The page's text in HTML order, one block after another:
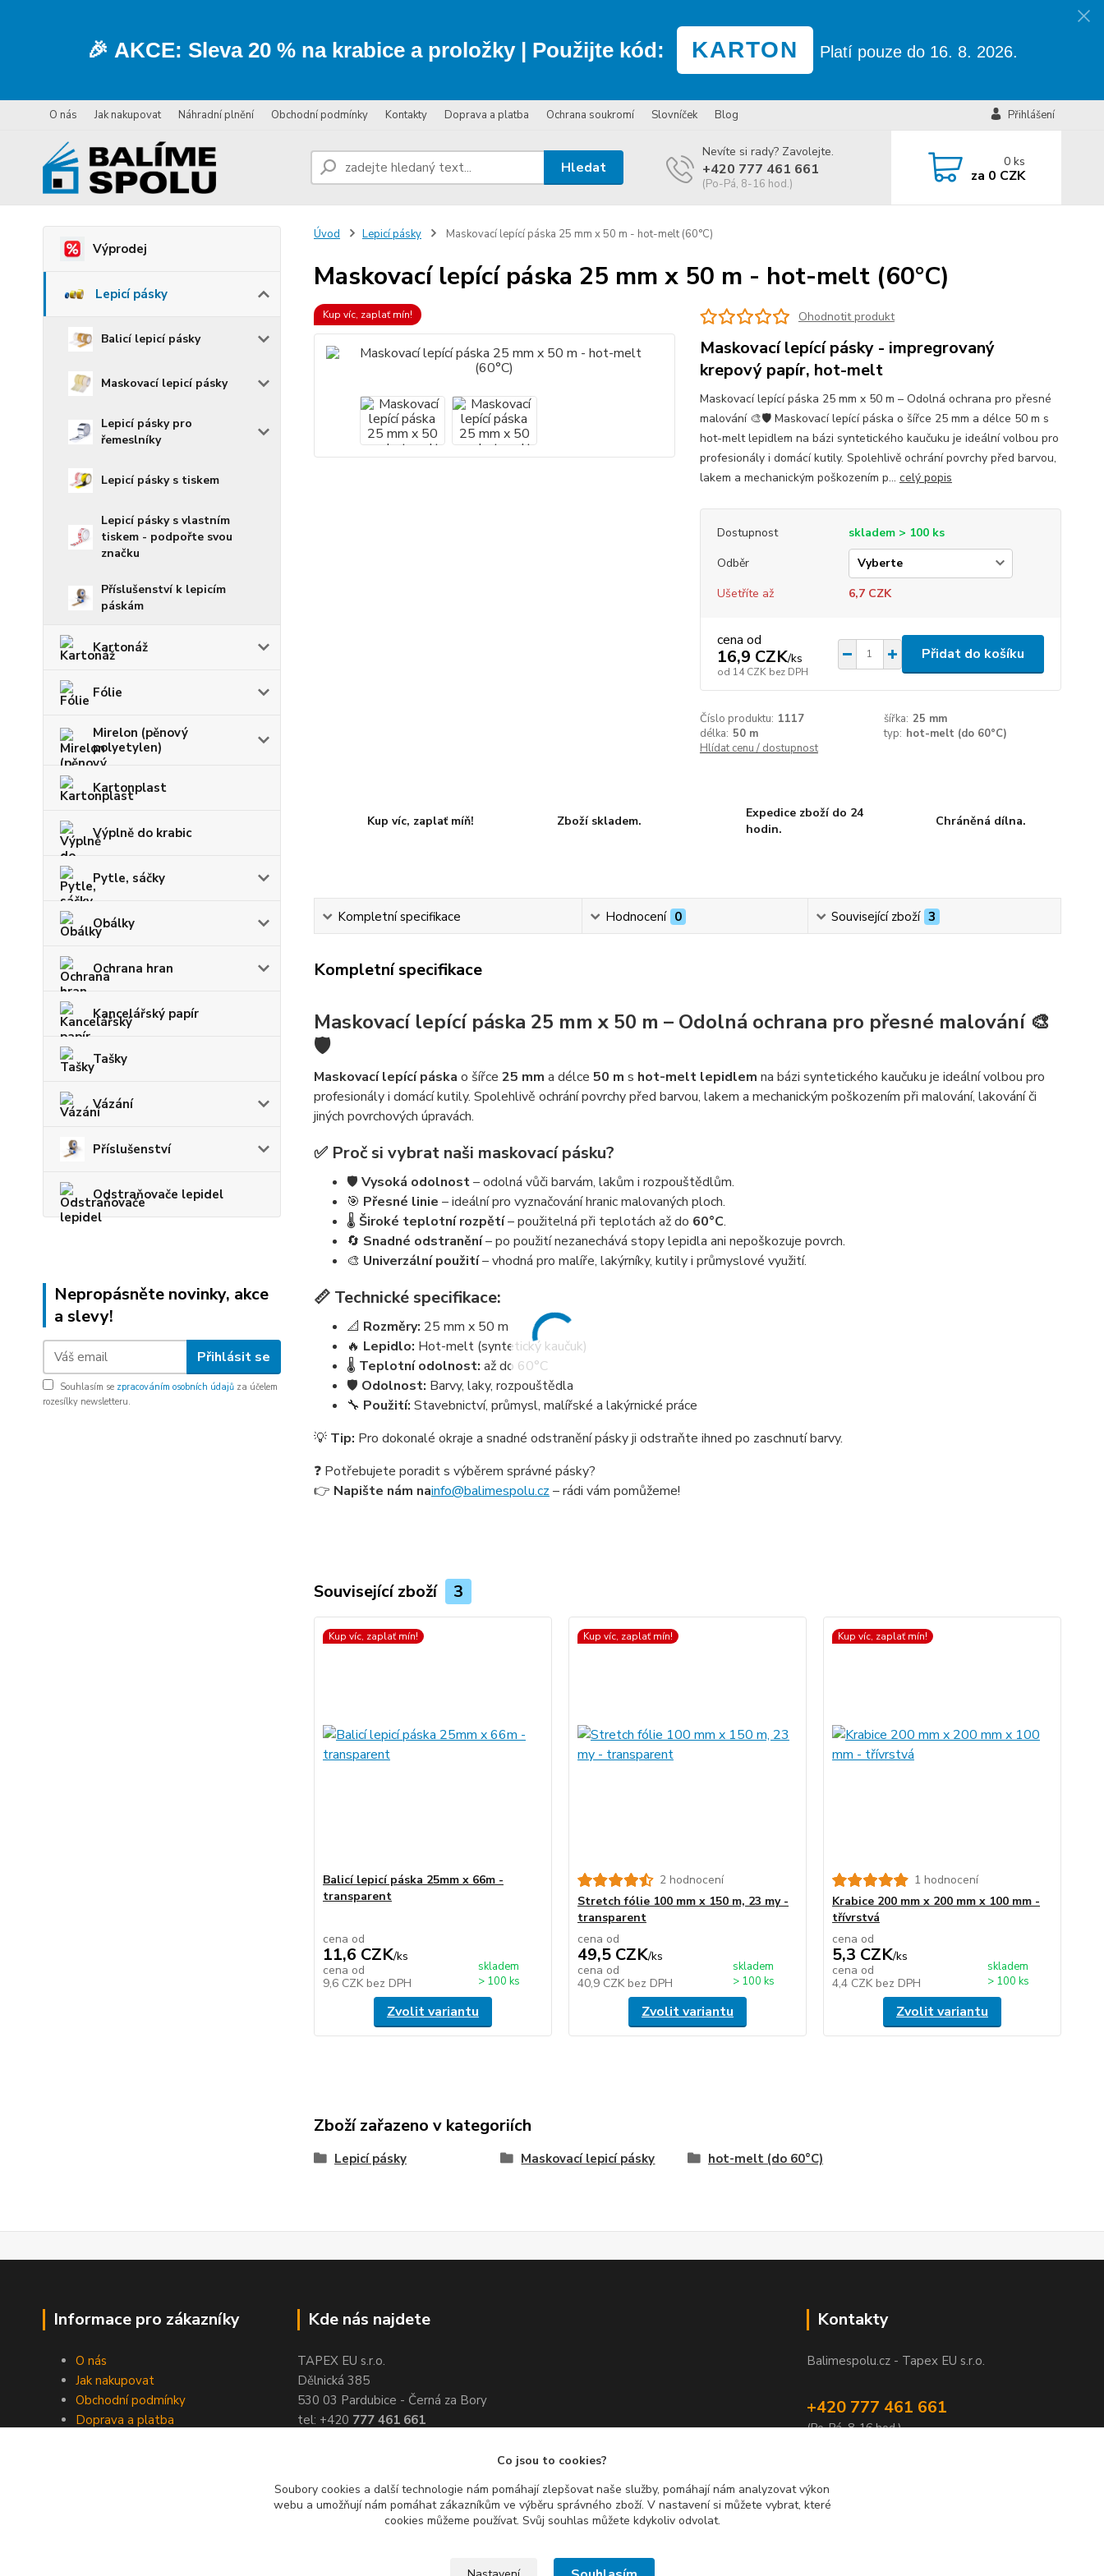
🎉 AKCE: Sleva 20 % na krabice a proložky| Použijte kód: KARTON Platí pouze do 16. 8. 2026.
O nás Jak nakupovat Náhradní plnění Obchodní podmínky Kontakty Doprava a platba Ochrana soukromí Slovníček Blog Přihlášení
Hledat
Nevíte si rady? Zavolejte.
+420 777 461 661
(Po-Pá, 8-16 hod.)
0 ks
za 0 CZK
Výprodej
Lepicí pásky
Balicí lepicí pásky
Maskovací lepicí pásky
Lepicí pásky pro
řemeslníky
Lepicí pásky s tiskem
Lepicí pásky s vlastním
tiskem - podpořte svou
značku
Příslušenství k lepicím
páskám
Kartonáž
Fólie
Mirelon (pěnový
polyetylen)
Kartonplast
Výplně do krabic
Pytle, sáčky
Obálky
Ochrana hran
Kancelářský papír
Tašky
Vázání
Příslušenství
Odstraňovače lepidel
Nepropásněte novinky, akce
a slevy!
Přihlásit se
Souhlasím se zpracováním osobních údajů za účelem
rozesílky newsletteru.
Úvod Lepicí pásky Maskovací lepící páska 25 mm x 50 m - hot-melt (60°C)
Maskovací lepící páska 25 mm x 50 m - hot-melt (60°C)
Kup víc, zaplať mín! Ohodnotit produkt
Maskovací lepící pásky - impregrovaný
krepový papír, hot-melt
Maskovací lepící páska 25 mm x 50 m – Odolná ochrana pro přesné
malování 🎨🛡️ Maskovací lepící páska o šířce 25 mm a délce 50 m s
hot-melt lepidlem na bázi syntetického kaučuku je ideální volbou pro
profesionály i domácí kutily. Spolehlivě ochrání povrchy před barvou,
lakem a mechanickým poškozením p... celý popis
Dostupnost
skladem > 100 ks
Odběr
Ušetříte až
6,7 CZK
cena od
16,9 CZK/ks
od 14 CZK bez DPH
Přidat do košíku
Číslo produktu: 1117 šířka: 25 mm
délka: 50 m typ: hot-melt (do 60°C)
Hlídat cenu / dostupnost
Kup víc, zaplať míň! Zboží skladem.
Expedice zboží do 24
hodin.
Chráněná dílna.
Kompletní specifikace Hodnocení 0 Související zboží 3
Kompletní specifikace
Maskovací lepící páska 25 mm x 50 m – Odolná ochrana pro přesné malování 🎨
🛡️
Maskovací lepící páska o šířce 25 mm a délce 50 m s hot-melt lepidlem na bázi syntetického kaučuku je ideální volbou pro
profesionály i domácí kutily. Spolehlivě ochrání povrchy před barvou, lakem a mechanickým poškozením při malování, lakování či
jiných povrchových úpravách.
✅ Proč si vybrat naši maskovací pásku?
🛡️ Vysoká odolnost– odolná vůči barvám, lakům i rozpouštědlům.
🎯 Přesné linie – ideální pro vyznačování hranic malovaných ploch.
🌡️ Široké teplotní rozpětí– použitelná při teplotách až do 60°C.
🔄 Snadné odstranění– po použití nezanechává stopy lepidla ani nepoškozuje povrch.
🎨 Univerzální použití– vhodná pro malíře, lakýrníky, kutily i průmyslové využití.
📏 Technické specifikace:
📐 Rozměry: 25 mm x 50 m
🔥 Lepidlo: Hot-melt (syntetický kaučuk)
🌡️ Teplotní odolnost: až do 60°C
🛡️ Odolnost: Barvy, laky, rozpouštědla
🔧 Použití: Stavebnictví, průmysl, malířské a lakýrnické práce
💡 Tip: Pro dokonalé okraje a snadné odstranění pásky ji odstraňte ihned po zaschnutí barvy.
❓ Potřebujete poradit s výběrem správné pásky?
👉 Napište nám nainfo@balimespolu.cz – rádi vám pomůžeme!
Související zboží 3
Kup víc, zaplať mín!
Balicí lepicí páska 25mm x 66m -
transparent
cena od
11,6 CZK/ks
cena od
9,6 CZK bez DPH
skladem
> 100 ks
Zvolit variantu
Kup víc, zaplať mín!
2 hodnocení
Stretch fólie 100 mm x 150 m, 23 my -
transparent
cena od
49,5 CZK/ks
cena od
40,9 CZK bez DPH
skladem
> 100 ks
Zvolit variantu
Kup víc, zaplať mín!
1 hodnocení
Krabice 200 mm x 200 mm x 100 mm -
třívrstvá
cena od
5,3 CZK/ks
cena od
4,4 CZK bez DPH
skladem
> 100 ks
Zvolit variantu
Zboží zařazeno v kategoriích
Lepicí pásky Maskovací lepicí pásky hot-melt (do 60°C)
Informace pro zákazníky
O nás
Jak nakupovat
Obchodní podmínky
Doprava a platba
Kde nás najdete
TAPEX EU s.r.o.
Dělnická 385
530 03 Pardubice - Černá za Bory
tel: +420 777 461 661
Kontakty
Balimespolu.cz - Tapex EU s.r.o.
+420 777 461 661
(Po-Pá, 8-16 hod.)
Co jsou to cookies?
Soubory cookies a další technologie nám pomáhají zlepšovat naše služby, pomáhají nám analyzovat výkon
webu a umožňují nám pomáhat zákazníkům ve výběru správného zboží. V nastavení si můžete vybrat, které
cookies můžeme používat. Svůj souhlas můžete kdykoliv odvolat.